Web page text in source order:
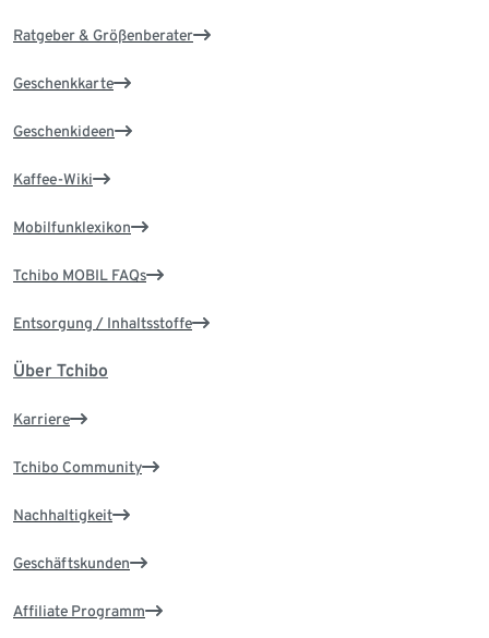
Ratgeber & Größenberater
Geschenkkarte
Geschenkideen
Kaffee-Wiki
Mobilfunklexikon
Tchibo MOBIL FAQs
Entsorgung / Inhaltsstoffe
Über Tchibo
Karriere
Tchibo Community
Nachhaltigkeit
Geschäftskunden
Affiliate Programm